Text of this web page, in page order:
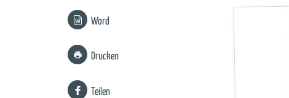
Word
Drucken
Teilen